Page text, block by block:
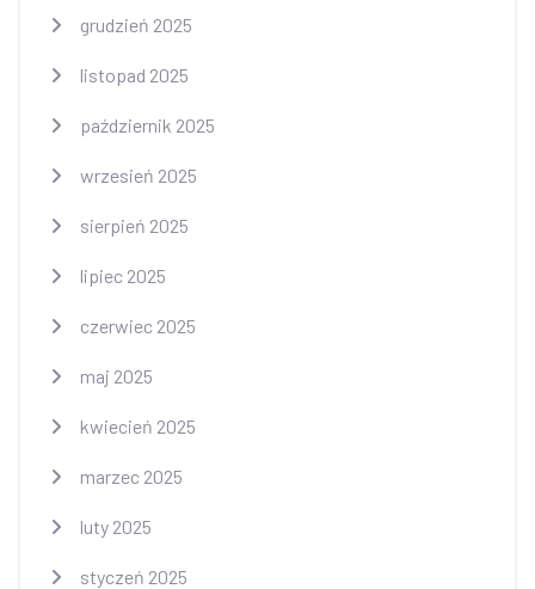
grudzień 2025
listopad 2025
październik 2025
wrzesień 2025
sierpień 2025
lipiec 2025
czerwiec 2025
maj 2025
kwiecień 2025
marzec 2025
luty 2025
styczeń 2025